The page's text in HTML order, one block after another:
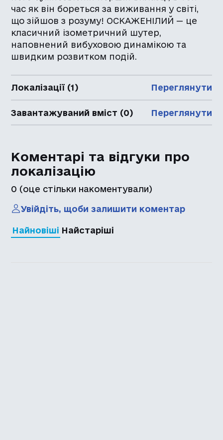
час як він бореться за виживання у світі,
що зійшов з розуму! ОСКАЖЕНІЛИЙ — це
класичний ізометричний шутер,
наповнений вибуховою динамікою та
швидким розвитком подій.
Локалізації (1) Переглянути
Завантажуваний вміст (0) Переглянути
Коментарі та відгуки про
локалізацію
0 (оце стільки накоментували)
Увійдіть, щоби залишити коментар
Найновіші Найстаріші